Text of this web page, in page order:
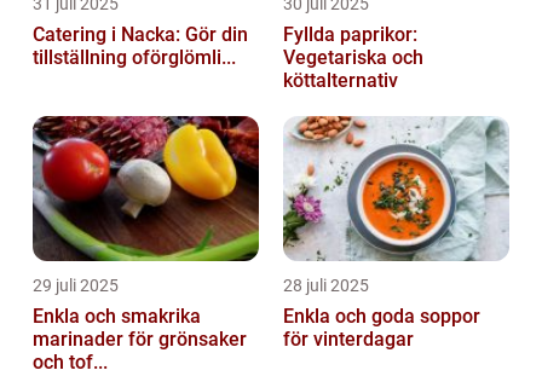
Catering i Nacka: Gör din
tillställning oförglömli...
Fyllda paprikor:
Vegetariska och
köttalternativ
29 juli 2025
Enkla och smakrika
marinader för grönsaker
och tof...
28 juli 2025
Enkla och goda soppor
för vinterdagar